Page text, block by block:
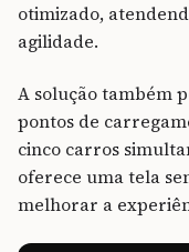
otimizado,
agilidade.
A solução também
pontos de
cinco carros
oferece uma tela
melhorar a